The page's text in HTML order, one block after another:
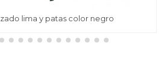
lima y patas color negro